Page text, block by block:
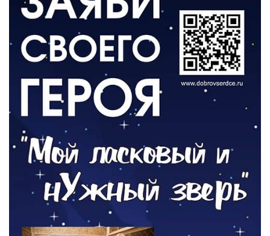
«Второй старт» для ветеранов СВО
РАЗЪЯСНЯЕМ
Контракт с новой выплатой
05.08.2026